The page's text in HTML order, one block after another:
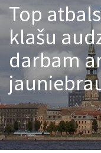
Top
klašu
darbam